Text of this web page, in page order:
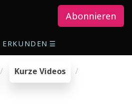
Abonnieren
ERKUNDEN ☰
Kurze Videos